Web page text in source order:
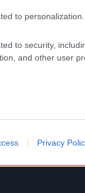
to personalization.
to security,
and other user
Privacy
il Lazio
legge anti-